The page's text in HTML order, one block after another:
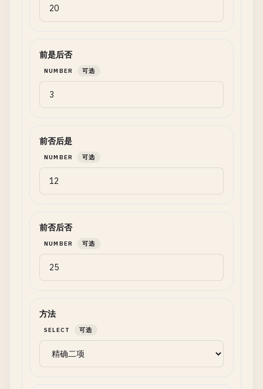
前是后否
NUMBER 可选
前否后是
NUMBER 可选
前否后否
NUMBER 可选
方法
SELECT 可选